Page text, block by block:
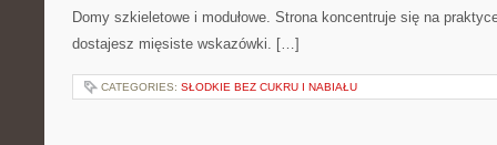
Domy szkieletowe i modułowe. Strona koncentruje się na
dostajesz mięsiste wskazówki. […]
CATEGORIES: SŁODKIE BEZ CUKRU I NABIAŁU